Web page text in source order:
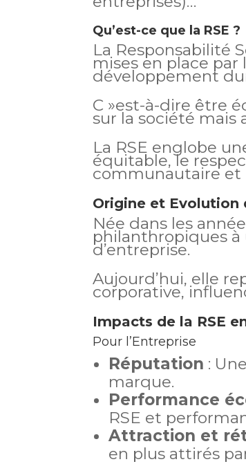
Qu’est-ce que la RSE ?
La Responsabilité
mises en place
développement
C »est-à-dire être
sur la société mais
La RSE englobe
équitable, le
communautaire et
Origine et Evolution
Née dans les
philanthropiques
d’entreprise.
Aujourd’hui, elle
corporative,
Impacts de la RSE
Pour l’Entreprise
Réputation :
marque.
Performance
RSE et
Attraction et
en plus attirés